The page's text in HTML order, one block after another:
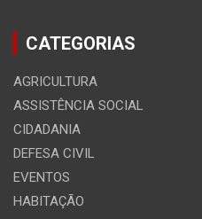
CATEGORIAS
AGRICULTURA
ASSISTÊNCIA SOCIAL
CIDADANIA
DEFESA CIVIL
EVENTOS
HABITAÇÃO